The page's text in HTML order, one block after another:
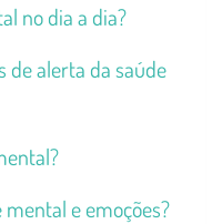
no dia a dia?
de alerta da saúde
mental e emoções?